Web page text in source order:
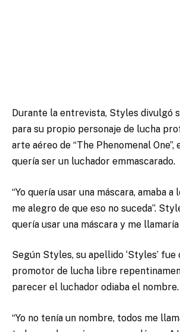
Durante la entrevista, Styles divulgó
para su propio personaje de lucha
arte aéreo de “The Phenomenal
quería ser un luchador emmascarado.
“Yo quería usar una máscara, amaba a
me alegro de que eso no suceda”.
quería usar una máscara y me llamaría
Según Styles, su apellido ‘Styles’
promotor de lucha libre
parecer el luchador odiaba el nombre.
“Yo no tenía un nombre, todos me